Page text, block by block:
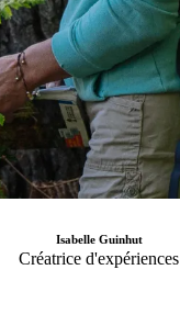
Isabelle Guinhut
Créatrice d'expériences